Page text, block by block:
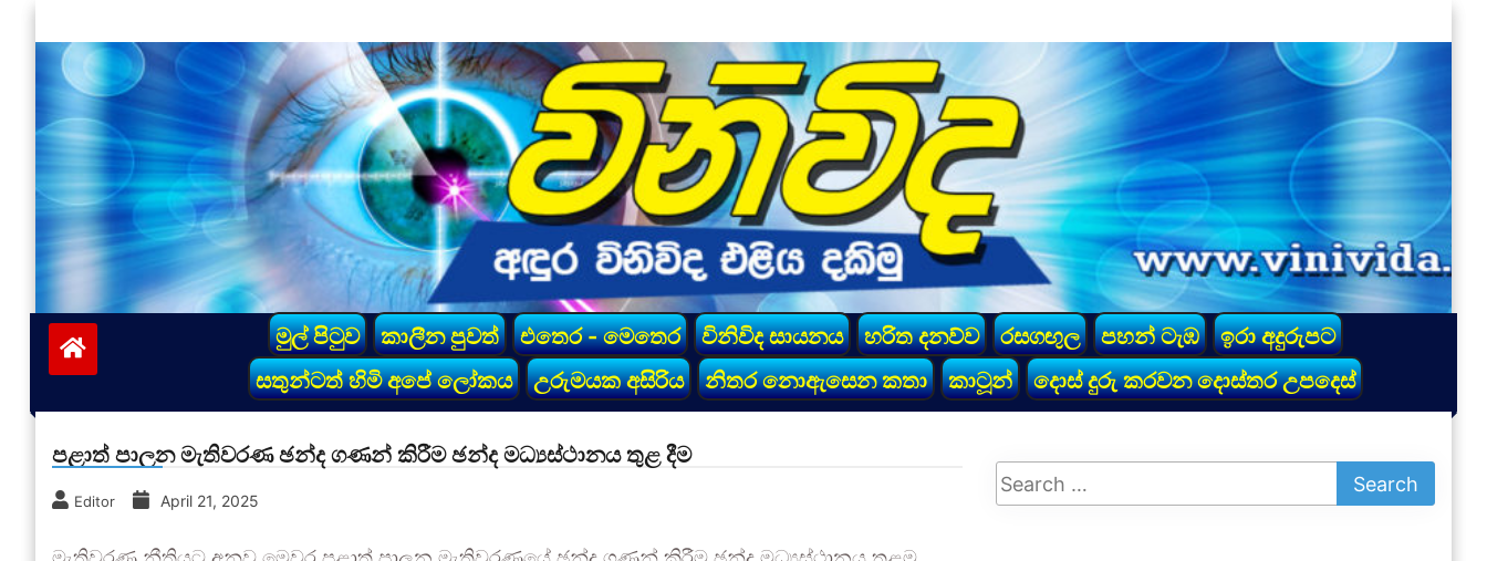
to
content
vinivida.lk
මුල් පිටුව කාලීන පුවත් එතෙර - මෙතෙර විනිවිද සායනය හරිත දනව්ව රසගඟුල පහන් ටැඹ
ඉරා අදුරුපට
සතුන්ටත් හිමි අපේ ලෝකය
උරුමයක අසිරිය නිතර නොඇසෙන කතා කාටූන් දොස් දුරු කරවන දොස්තර උපදෙස්
පළාත් පාලන මැතිවරණ ඡන්ද ගණන් කිරීම ඡන්ද මධ්‍යස්ථානය තුළ දීම
Editor April 21, 2025